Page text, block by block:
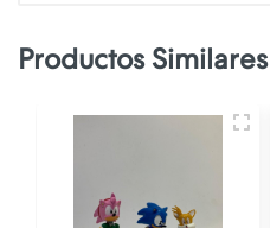
Productos Similares